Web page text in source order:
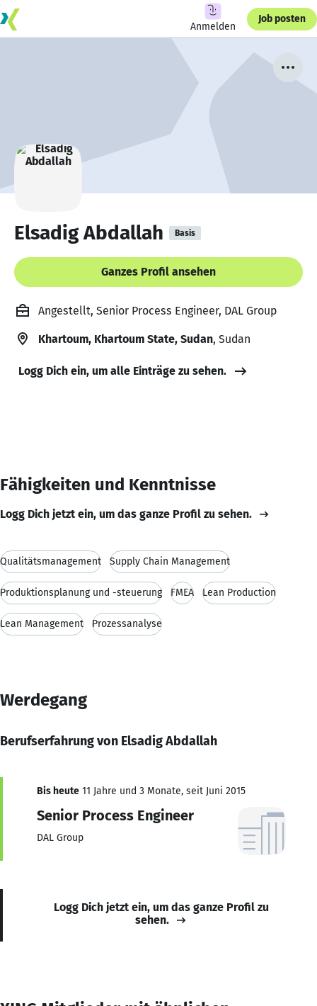
Anmelden
Job posten
Elsadig Abdallah Basis
Ganzes Profil ansehen
Angestellt, Senior Process Engineer, DAL Group
Khartoum, Khartoum State, Sudan, Sudan
Logg Dich ein, um alle Einträge zu sehen.
Fähigkeiten und Kenntnisse
Logg Dich jetzt ein, um das ganze Profil zu sehen.
Qualitätsmanagement Supply Chain Management
Produktionsplanung und -steuerung FMEA Lean Production
Lean Management Prozessanalyse
Werdegang
Berufserfahrung von Elsadig Abdallah
Bis heute 11 Jahre und 3 Monate, seit Juni 2015
Senior Process Engineer
DAL Group
Logg Dich jetzt ein, um das ganze Profil zu
sehen.